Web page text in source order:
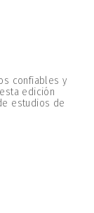
confiables y
edición
estudios de